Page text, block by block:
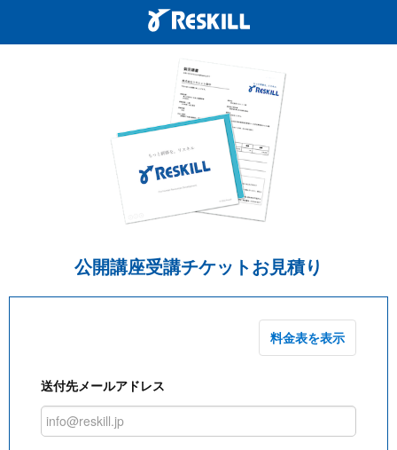
公開講座受講チケットお見積り
料金表を表示
送付先メールアドレス